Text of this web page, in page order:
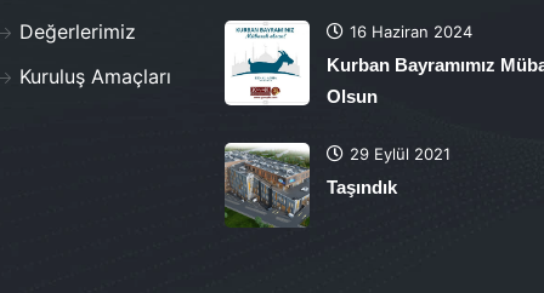
Değerlerimiz
Kuruluş Amaçları
16 Haziran 2024
Kurban Bayramımız
Olsun
29 Eylül 2021
Taşındık